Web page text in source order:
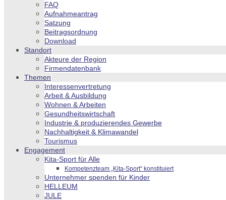
FAQ
Aufnahmeantrag
Satzung
Beitragsordnung
Download
Standort
Akteure der Region
Firmendatenbank
Themen
Interessenvertretung
Arbeit & Ausbildung
Wohnen & Arbeiten
Gesundheitswirtschaft
Industrie & produzierendes Gewerbe
Nachhaltigkeit & Klimawandel
Tourismus
Engagement
Kita-Sport für Alle
Kompetenzteam „Kita-Sport“ konstituiert
Unternehmer spenden für Kinder
HELLEUM
JULE